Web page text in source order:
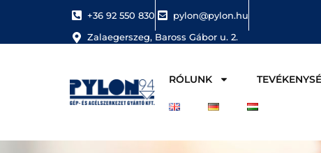
+36 92 550 830
pylon@pylon.hu
Zalaegerszeg, Baross Gábor u. 2.
RÓLUNK